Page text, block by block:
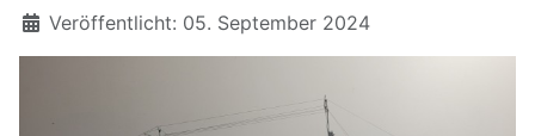
Details
Veröffentlicht: 05. September 2024